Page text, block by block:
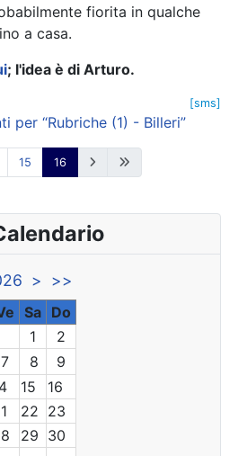
fiorita in qualche
a casa.
; l'idea è di Arturo.
[sms]
per “Rubriche (1) - Billeri”
15 16
> >>
Sa Do
1
2
7 8
9
15
16
22 23
29 30